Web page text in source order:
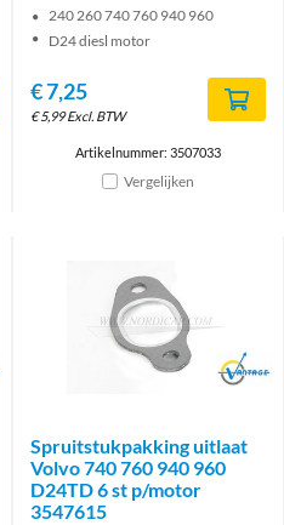
240 260 740 760 940 960
D24 diesl motor
€7,25
€5,99 Excl. BTW
Artikelnummer: 3507033
Vergelijken
Brand
Spruitstukpakking uitlaat
Volvo 740 760 940 960
D24TD 6 st p/motor
3547615